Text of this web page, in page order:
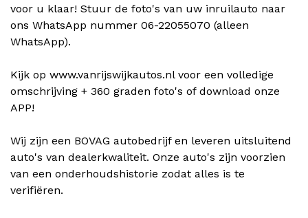
voor u klaar! Stuur de foto's van uw inruilauto naar
ons WhatsApp nummer 06-22055070 (alleen
WhatsApp).
Kijk op www.vanrijswijkautos.nl voor een volledige
omschrijving + 360 graden foto's of download onze
APP!
Wij zijn een BOVAG autobedrijf en leveren uitsluitend
auto's van dealerkwaliteit. Onze auto's zijn voorzien
van een onderhoudshistorie zodat alles is te
verifiëren.